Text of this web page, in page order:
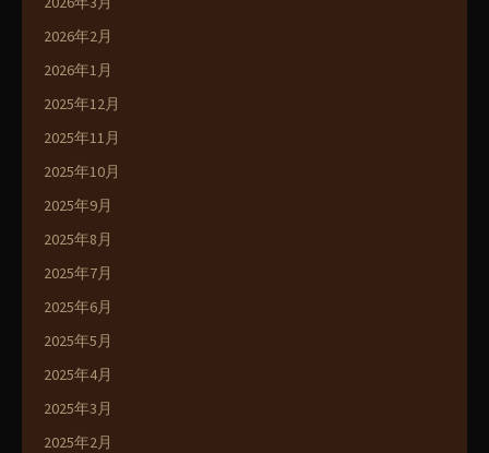
2026年2月
2026年1月
2025年12月
2025年11月
2025年10月
2025年9月
2025年8月
2025年7月
2025年6月
2025年5月
2025年4月
2025年3月
2025年2月